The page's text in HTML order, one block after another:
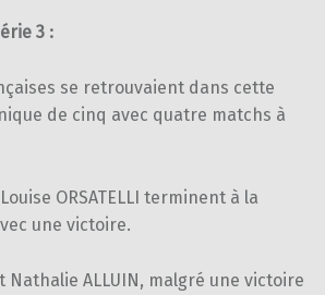
3 :
se retrouvaient dans cette
de cinq avec quatre matchs à
ORSATELLI terminent à la
une victoire.
Nathalie ALLUIN, malgré une victoire